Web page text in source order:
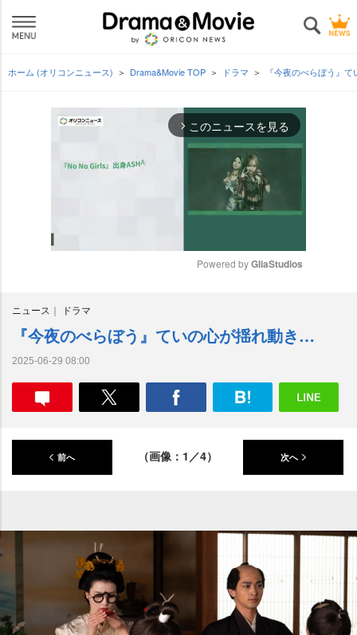
ホーム (オリコンニュース) Drama&Movie TOP ドラマ 『今夜のべらぼう』
arrow_forward_ios このニュースを見る
e
Powered by GliaStudios
ニュース ドラマ
『今夜のべらぼう』ていの心が揺れ動き…
2025-06-29 08:00
前へ （画像：1／4） 次へ